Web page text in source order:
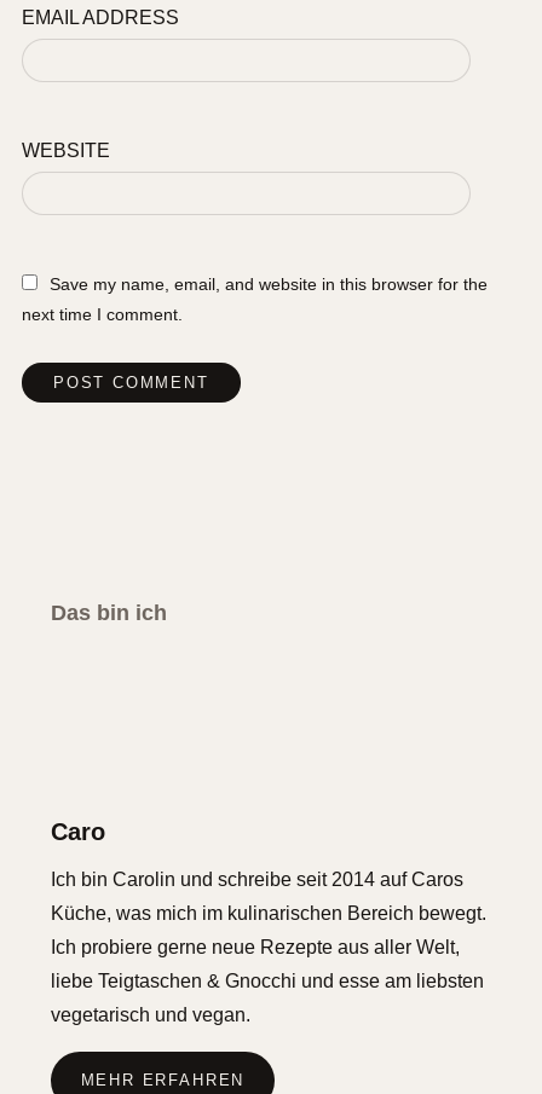
EMAIL ADDRESS
WEBSITE
Save my name, email, and website in this browser for the
next time I comment.
Das bin ich
Caro
Ich bin Carolin und schreibe seit 2014 auf Caros
Küche, was mich im kulinarischen Bereich bewegt.
Ich probiere gerne neue Rezepte aus aller Welt,
liebe Teigtaschen & Gnocchi und esse am liebsten
vegetarisch und vegan.
MEHR ERFAHREN